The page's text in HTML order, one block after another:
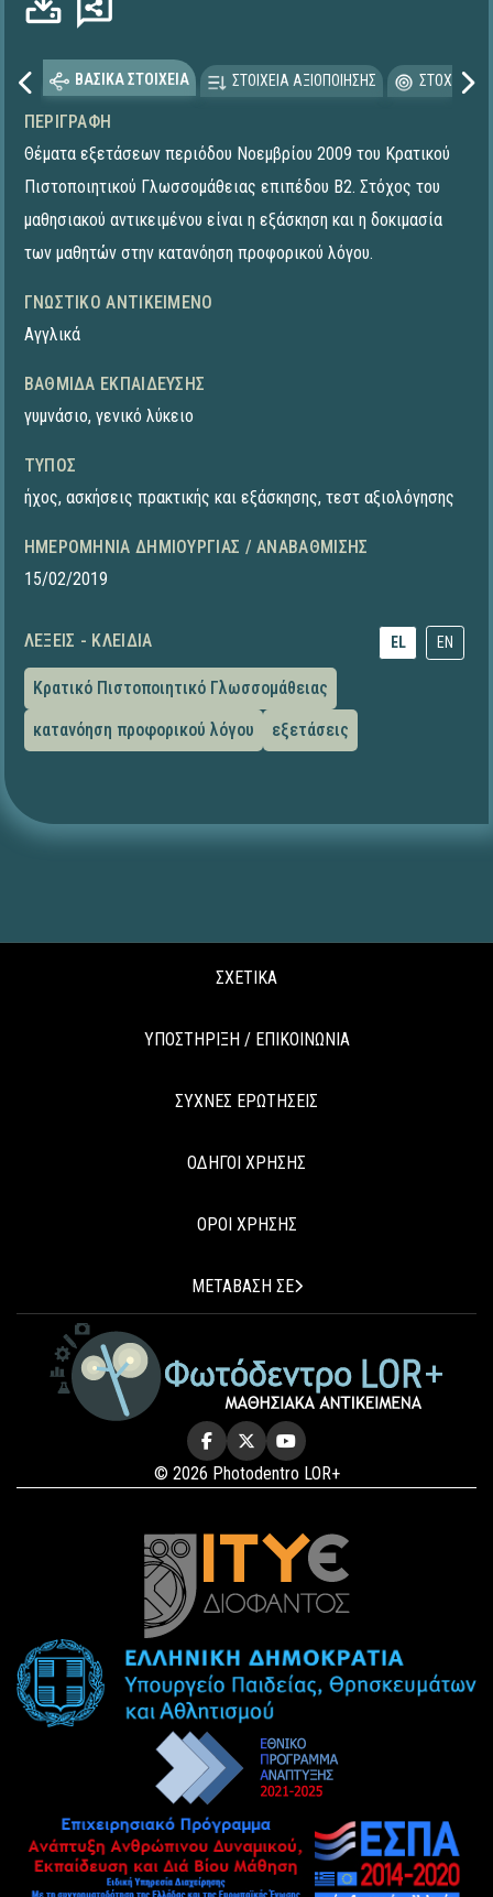
ΒΑΣΙΚΑ ΣΤΟΙΧΕΙΑ ΣΤΟΙΧΕΙΑ ΑΞΙΟΠΟΙΗΣΗΣ
ΠΕΡΙΓΡΑΦΉ
Θέματα εξετάσεων περιόδου Νοεμβρίου 2009 του Κρατικού
Πιστοποιητικού Γλωσσομάθειας επιπέδου Β2. Στόχος του
μαθησιακού αντικειμένου είναι η εξάσκηση και η δοκιμασία
των μαθητών στην κατανόηση προφορικού λόγου.
ΓΝΩΣΤΙΚΌ ΑΝΤΙΚΕΊΜΕΝΟ
Αγγλικά
ΒΑΘΜΊΔΑ ΕΚΠΑΊΔΕΥΣΗΣ
γυμνάσιο, γενικό λύκειο
ΤΎΠΟΣ
ήχος, ασκήσεις πρακτικής και εξάσκησης, τεστ αξιολόγησης
ΗΜΕΡΟΜΗΝΊΑ ΔΗΜΙΟΥΡΓΊΑΣ / ΑΝΑΒΆΘΜΙΣΗΣ
15/02/2019
ΛΈΞΕΙΣ - ΚΛΕΙΔΙΆ EL EN
Κρατικό Πιστοποιητικό Γλωσσομάθειας
κατανόηση προφορικού λόγου
εξετάσεις
ΣΧΕΤΙΚΑ
ΥΠΟΣΤΗΡΙΞΗ / ΕΠΙΚΟΙΝΩΝΙΑ
ΣΥΧΝΕΣ ΕΡΩΤΗΣΕΙΣ
ΟΔΗΓΟΙ ΧΡΗΣΗΣ
ΟΡΟΙ ΧΡΗΣΗΣ
ΜΕΤΑΒΑΣΗ ΣΕ
© 2026 Photodentro LOR+